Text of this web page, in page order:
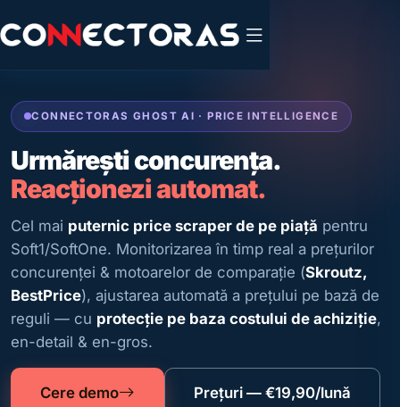
CONNECTORAS GHOST AI · PRICE INTELLIGENCE
Urmărești concurența.
Reacționezi automat.
Cel mai puternic price scraper de pe piață pentru
Soft1/SoftOne. Monitorizarea în timp real a prețurilor
concurenței & motoarelor de comparație (Skroutz,
BestPrice), ajustarea automată a prețului pe bază de
reguli — cu protecție pe baza costului de achiziție,
en-detail & en-gros.
Cere demo Prețuri — €19,90/lună